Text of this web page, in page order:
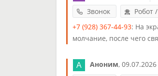
Звонок
Робот
+7 (928) 367-44-93: На
молчание, после чего
Аноним, 09.07.2026